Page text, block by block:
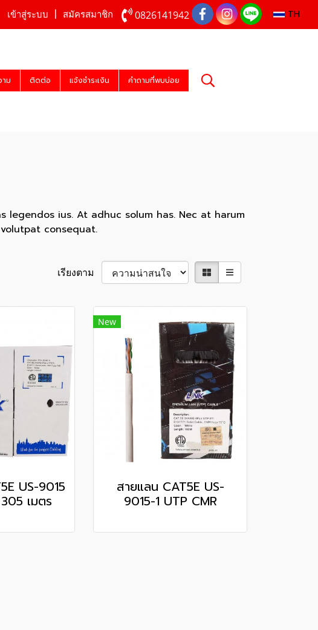
เข้าสู่ระบบ สมัครสมาชิก 0826141942 TH
ม ติดต่อ แจ้งชำระเงิน คำถามที่พบบ่อย
ius. At adhuc solum has. Nec at harum
consequat.
เรียงตาม
US-9015
เมตร
New
สายแลน CAT5E US-
9015-1 UTP CMR